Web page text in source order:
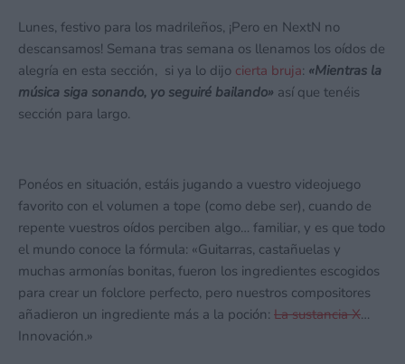
Lunes, festivo para los madrileños, ¡Pero en NextN no
descansamos! Semana tras semana os llenamos los oídos de
alegría en esta sección, si ya lo dijo cierta bruja: «Mientras la
música siga sonando, yo seguiré bailando» así que tenéis
sección para largo.
Ponéos en situación, estáis jugando a vuestro videojuego
favorito con el volumen a tope (como debe ser), cuando de
repente vuestros oídos perciben algo… familiar, y es que todo
el mundo conoce la fórmula: «Guitarras, castañuelas y
muchas armonías bonitas, fueron los ingredientes escogidos
para crear un folclore perfecto, pero nuestros compositores
añadieron un ingrediente más a la poción: La sustancia X…
Innovación.»